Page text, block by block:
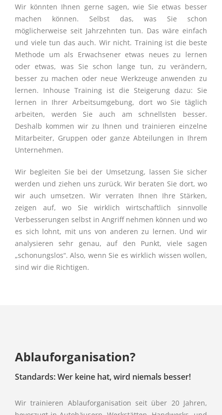
Wir könnten Ihnen gerne sagen, wie Sie etwas besser
machen können. Selbst das, was Sie schon
möglicherweise seit Jahrzehnten tun. Das wäre einfach
und viele tun das auch. Wir nicht. Training ist die beste
Methode um als Erwachsener etwas neues zu lernen
oder etwas, was Sie schon lange tun, zu verändern,
besser zu machen oder neue Werkzeuge anwenden zu
lernen. Inhouse Training ist die Steigerung dazu: Sie
lernen in Ihrer Arbeitsumgebung, dort wo Sie täglich
arbeiten, werden Sie auch am schnellsten besser.
Deshalb kommen wir zu Ihnen und trainieren einzelne
Mitarbeiter, Gruppen oder ganze Abteilungen in Ihrem
Unternehmen.
Wir begleiten Sie bei der Umsetzung, lassen Sie sicher
werden und ziehen uns zurück. Wir beraten Sie dort, wo
wir auch umsetzen. Wir verraten Ihnen Ihre Stärken,
zeigen auf, wo Sie wirklich wirtschaftlich sinnvolle
Verbesserungen selbst in Angriff nehmen können und wo
es sich lohnt, mit uns von anderen zu lernen. Und wir
analysieren sehr genau, auf den Punkt, viele sagen
„schonungslos“. Also, wenn Sie es wirklich wissen wollen,
sind wir die Richtigen.
Ablauforganisation?
Standards: Wer keine hat, wird niemals besser!
Wir trainieren Ablauforganisation seit über 20 Jahren,